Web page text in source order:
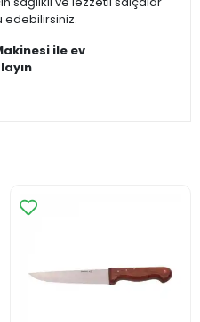
edebilirsiniz.
ile ev